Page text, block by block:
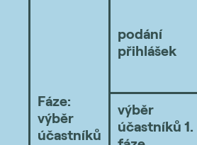
Fáze:
výběr
účastníků
podání
přihlášek
výběr
účastníků 1.